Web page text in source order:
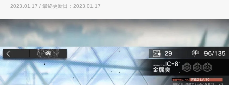
2023.01.17 / 最終更新日：2023.01.17